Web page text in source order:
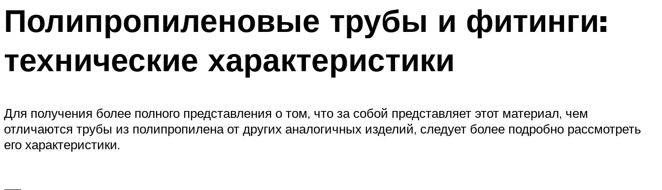
Полипропиленовые трубы и фитинги:
технические характеристики
Для получения более полного представления о том, что за собой представляет этот материал, чем
отличаются трубы из полипропилена от других аналогичных изделий, следует более подробно рассмотреть
его характеристики.